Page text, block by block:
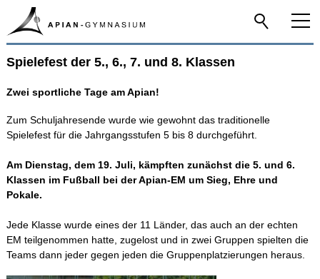
Home
Infos-Service
Beratung
Spielefest der 5., 6., 7. und 8. Klassen
Zwei sportliche Tage am Apian!
Zum Schuljahresende wurde wie gewohnt das traditionelle
Spielefest für die Jahrgangsstufen 5 bis 8 durchgeführt.
Am Dienstag, dem 19. Juli, kämpften zunächst die 5. und 6.
Klassen im Fußball bei der Apian-EM um Sieg, Ehre und
Pokale.
Jede Klasse wurde eines der 11 Länder, das auch an der echten
EM teilgenommen hatte, zugelost und in zwei Gruppen spielten die
Teams dann jeder gegen jeden die Gruppenplatzierungen heraus.